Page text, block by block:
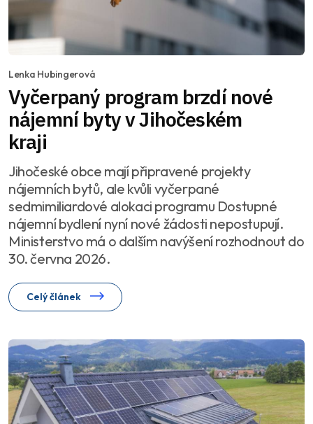
Lenka Hubingerová
Vyčerpaný program brzdí nové
nájemní byty v Jihočeském
kraji
Jihočeské obce mají připravené projekty
nájemních bytů, ale kvůli vyčerpané
sedmimiliardové alokaci programu Dostupné
nájemní bydlení nyní nové žádosti nepostupují.
Ministerstvo má o dalším navýšení rozhodnout do
30. června 2026.
Celý článek